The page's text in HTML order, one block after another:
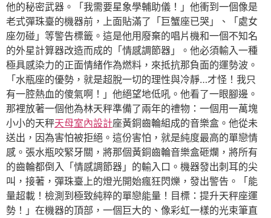
他的秘密武器。「我需要星象學輔助儀！」他衝到一個像是
老式彈珠臺的機器前，上面貼滿了「巨蟹座已哭」、「處女
座勿碰」等警告標籤。這是他用廢棄的唱片機和一個不知名
的外星計算器改造而成的「情感調節器」。他必須輸入一種
極具感染力的正面情緒作為燃料，來抵抗那負面的運勢波。
「水瓶座的優勢，就是超脫一切的理性與冷靜…才怪！我只
有一腔熱血的傻氣啊！」他絕望地低吼。他看了一眼腳邊。
那裡放著一個他為林天秤準備了兩年的禮物：一個用一萬塊
小小的天秤天母室內設計座黃銅齒輪組成的音樂盒。他從未
送出，因為害怕被拒絕。這份害怕，就是純度最高的單戀情
感。張水瓶咬緊牙關，將那個黃銅齒輪音樂盒砸爛，將所有
的齒輪都倒入「情感調節器」的輸入口。機器發出刺耳的尖
叫，接著，彈珠臺上的燈光開始瘋狂閃爍，發出警告。「能
量超載！檢測到極致純粹的單戀能量！目標：提升天秤座運
勢！」在機器的頂部，一個巨大的、像彩虹一樣的光束筆直